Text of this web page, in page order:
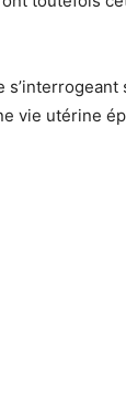
s’interrogeant
vie utérine